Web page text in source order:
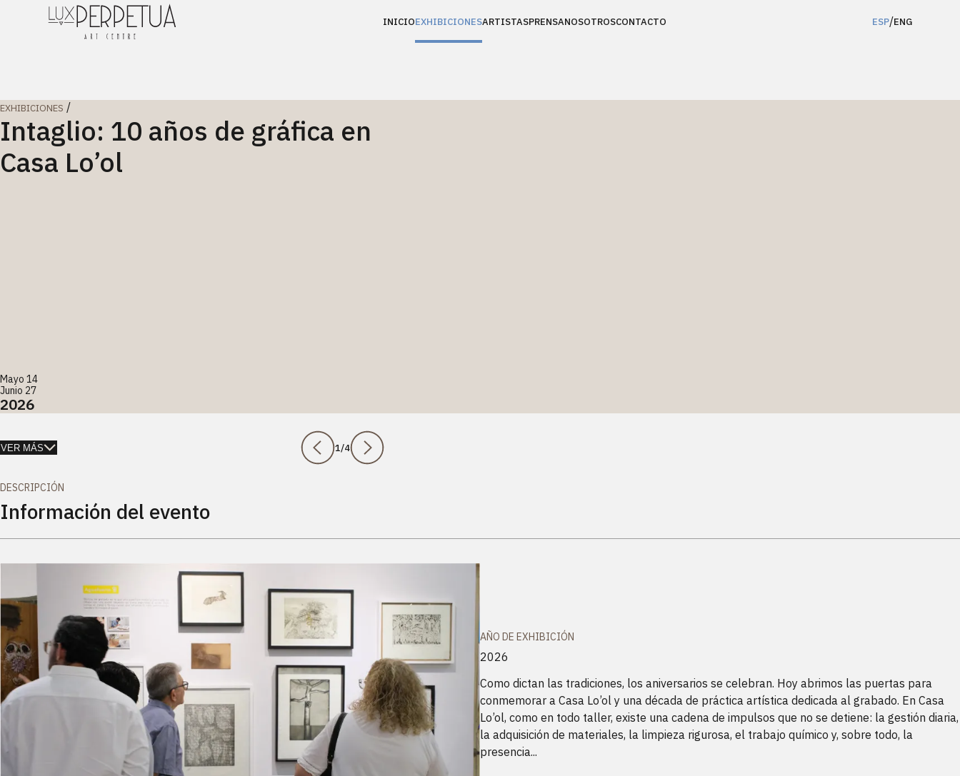
INICIOEXHIBICIONESARTISTASPRENSANOSOTROSCONTACTO ESP/ENG
EXHIBICIONES /
Intaglio: 10 años de gráfica en
Casa Lo’ol
Mayo 14
Junio 27
2026
VER MÁS 1/4
DESCRIPCIÓN
Información del evento
AÑO DE EXHIBICIÓN
2026
Como dictan las tradiciones, los aniversarios se celebran. Hoy abrimos las puertas para
conmemorar a Casa Lo’ol y una década de práctica artística dedicada al grabado. En Casa
Lo’ol, como en todo taller, existe una cadena de impulsos que no se detiene: la gestión diaria,
la adquisición de materiales, la limpieza rigurosa, el trabajo químico y, sobre todo, la
presencia...